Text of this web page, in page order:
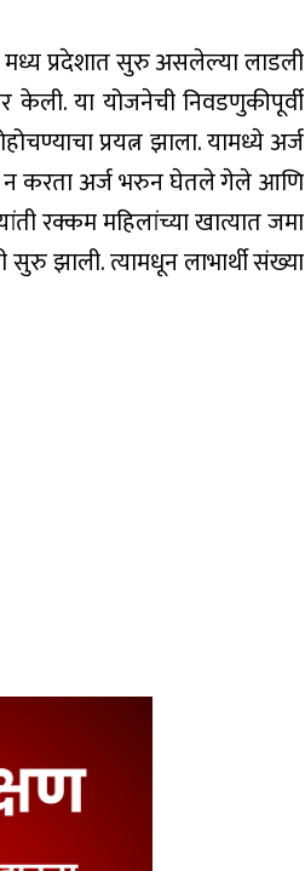
प्रदेशात सुरु असलेल्या लाडली
केली. या योजनेची निवडणुकीपूर्वी
प्रयत्न झाला. यामध्ये अर्ज
न करता अर्ज भरुन घेतले गेले आणि
रक्कम महिलांच्या खात्यात जमा
झाली. त्यामधून लाभार्थी संख्या